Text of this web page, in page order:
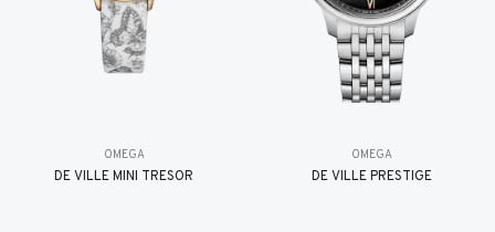
OMEGA
DE VILLE MINI TRÉSOR
OMEGA
DE VILLE PRESTIGE